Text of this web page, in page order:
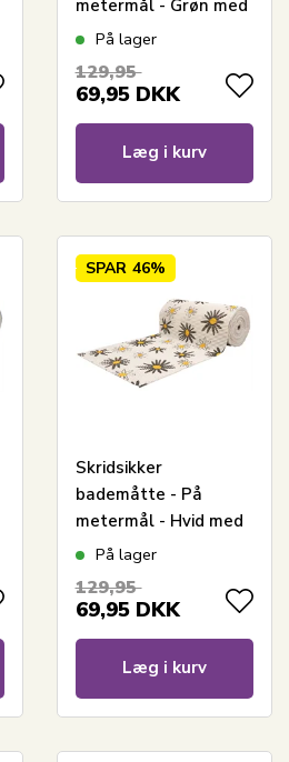
metermål - Grøn med
blomster - 65 cm bred
til vådrum
På lager
129,95
69,95 DKK
Læg i kurv
SPAR 46%
Skridsikker
bademåtte - På
metermål - Hvid med
blomster - 65 cm bred
til vådrum
På lager
129,95
69,95 DKK
Læg i kurv